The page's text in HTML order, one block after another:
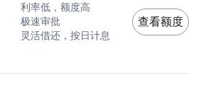
，假如借款1万元，那么逾期一天
利率低，额度高
极速审批
灵活借还，按日计息
查看额度